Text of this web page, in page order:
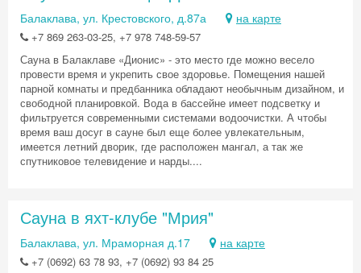
Балаклава, ул. Крестовского, д.87а на карте
+7 869 263-03-25, +7 978 748-59-57
Сауна в Балаклаве «Дионис» - это место где можно весело
провести время и укрепить свое здоровье. Помещения нашей
парной комнаты и предбанника обладают необычным дизайном, и
свободной планировкой. Вода в бассейне имеет подсветку и
фильтруется современными системами водоочистки. А чтобы
время ваш досуг в сауне был еще более увлекательным,
имеется летний дворик, где расположен мангал, а так же
спутниковое телевидение и нарды....
Сауна в яхт-клубе "Мрия"
Балаклава, ул. Мраморная д.17 на карте
+7 (0692) 63 78 93, +7 (0692) 93 84 25